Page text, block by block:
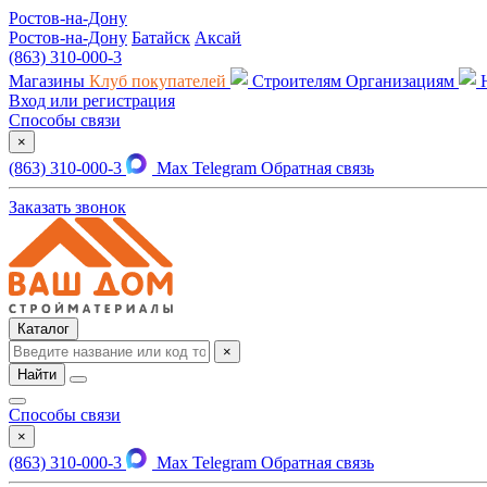
Ростов-на-Дону
Ростов-на-Дону Батайск Аксай
(863) 310-000-3
Магазины Клуб покупателей Строителям Организациям
Вход или регистрация
Способы связи
×
(863) 310-000-3 Max Telegram Обратная связь
Заказать звонок
Каталог
×
Найти
Способы связи
×
(863) 310-000-3 Max Telegram Обратная связь